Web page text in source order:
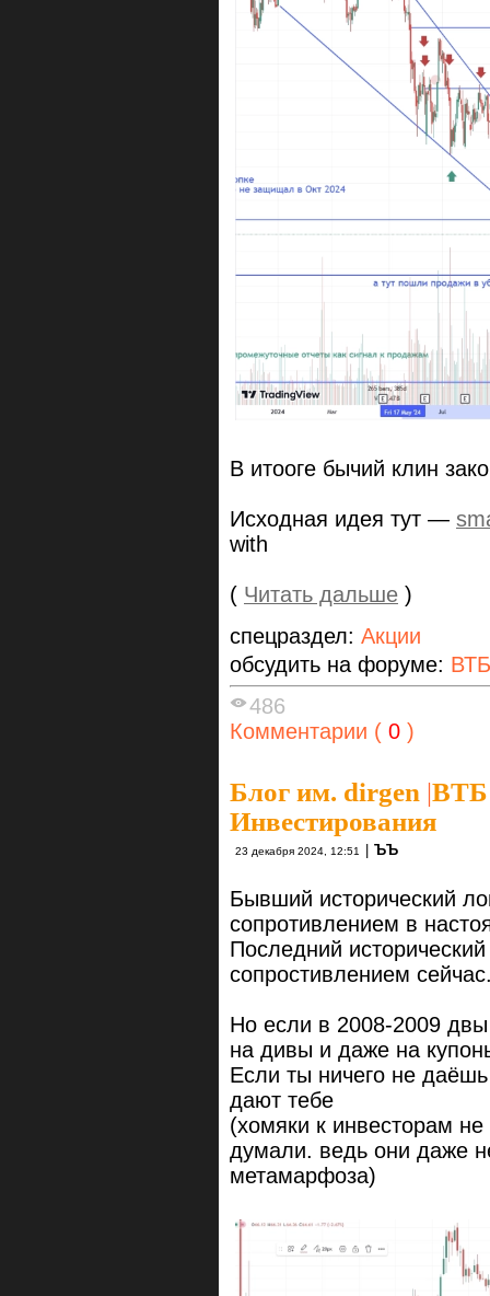
В итооге бычий клин
Исходная идея тут —
with
( Читать дальше )
спецраздел: Акции
обсудить на форуме: ВТБ
486
Комментарии ( 0 )
Блог им. dirgen |
Инвестирования
23 декабря 2024, 12:51 ЪЪ
Бывший исторический
сопротивлением в
Последний
сопростивлением
Но если в 2008-2009
на дивы и даже на
Если ты ничего не
дают тебе
(хомяки к инвесторам
думали. ведь они даже
метамарфоза)